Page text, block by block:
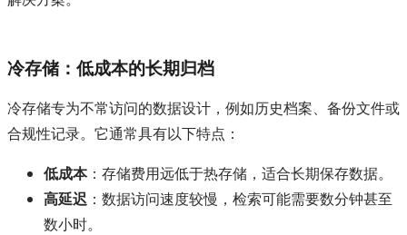
冷存储：低成本的长期归档
冷存储专为不常访问的数据设计，例如历史档案、备份文件或
合规性记录。它通常具有以下特点：
低成本：存储费用远低于热存储，适合长期保存数据。
高延迟 ：数据访问速度较慢，检索可能需要数分钟甚至
数小时。